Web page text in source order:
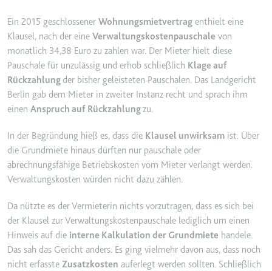
Zweck:
Wird verwendet, um Daten zu
Google Analytics über das Gerät
und das Verhalten des Besuchers
zu senden. Erfasst den Besucher
über Geräte und Marketingkanäle
hinweg.
_ga_#
Anbieter:
smartlaw.de
Google Analytics über das Gerät
und das Verhalten des Besuchers
zu senden. Erfasst den Besucher
über Geräte und Marketingkanäle
hinweg.
Ablauf:
180 Tage
Typ:
HTTP-Cookie
YSC
Anbieter:
youtube.com
Statistiken der Videos von
YouTube, die der Benutzer
gesehen hat, zu behalten.
Ablauf:
Typ:
HTTP-Cookie
Ein 2015 geschlossener Wohnungsmietvertrag enthielt eine
Klausel, nach der eine Verwaltungskostenpauschale von
monatlich 34,38 Euro zu zahlen war. Der Mieter hielt diese
Pauschale für unzulässig und erhob schließlich Klage auf
Rückzahlungder bisher geleisteten Pauschalen. Das Landgericht
Berlin gab dem Mieter in zweiter Instanz recht und sprach ihm
einen Anspruch auf Rückzahlungzu.
In der Begründung hieß es, dass die Klausel unwirksam ist. Über
die Grundmiete hinaus dürften nur pauschale oder
abrechnungsfähige Betriebskosten vom Mieter verlangt werden.
Verwaltungskosten würden nicht dazu zählen.
Da nützte es der Vermieterin nichts vorzutragen, dass es sich bei
der Klausel zur Verwaltungskostenpauschale lediglich um einen
Hinweis auf die interne Kalkulation der Grundmiete handele.
Das sah das Gericht anders. Es ging vielmehr davon aus, dass noch
nicht erfasste Zusatzkosten auferlegt werden sollten. Schließlich